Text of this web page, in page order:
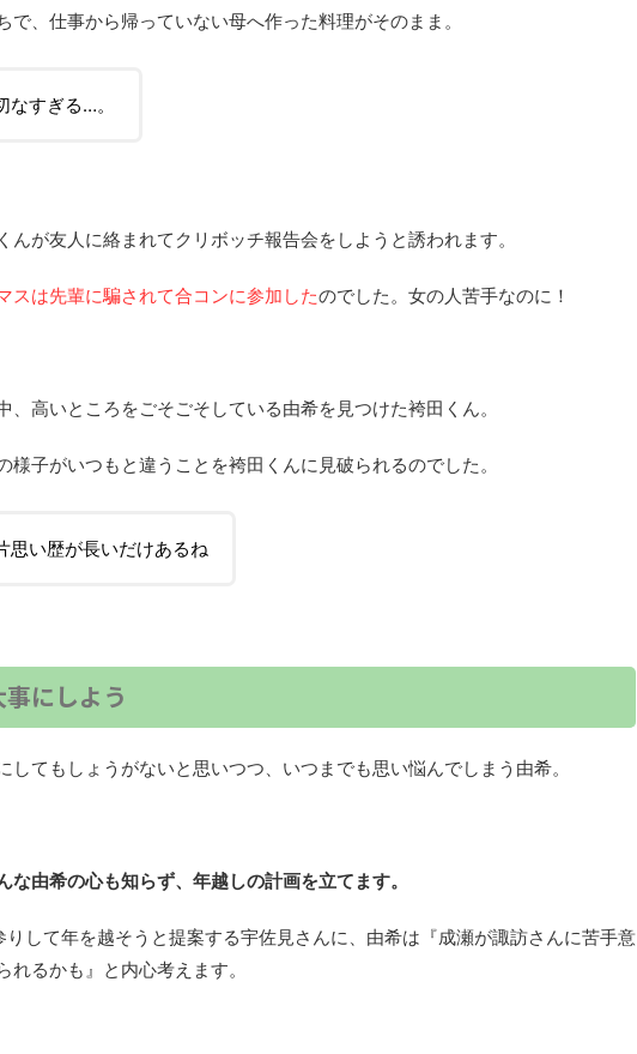
で、仕事から帰っていない母へ作った料理がそのまま。
なすぎる…。
んが友人に絡まれてクリボッチ報告会をしようと誘われます。
スは先輩に騙されて合コンに参加したのでした。女の人苦手なのに！
、高いところをごそごそしている由希を見つけた袴田くん。
様子がいつもと違うことを袴田くんに見破られるのでした。
思い歴が長いだけあるね
にしよう
してもしょうがないと思いつつ、いつまでも思い悩んでしまう由希。
な由希の心も知らず、年越しの計画を立てます。
して年を越そうと提案する宇佐見さんに、由希は『成瀬が諏訪さんに苦手意
れるかも』と内心考えます。